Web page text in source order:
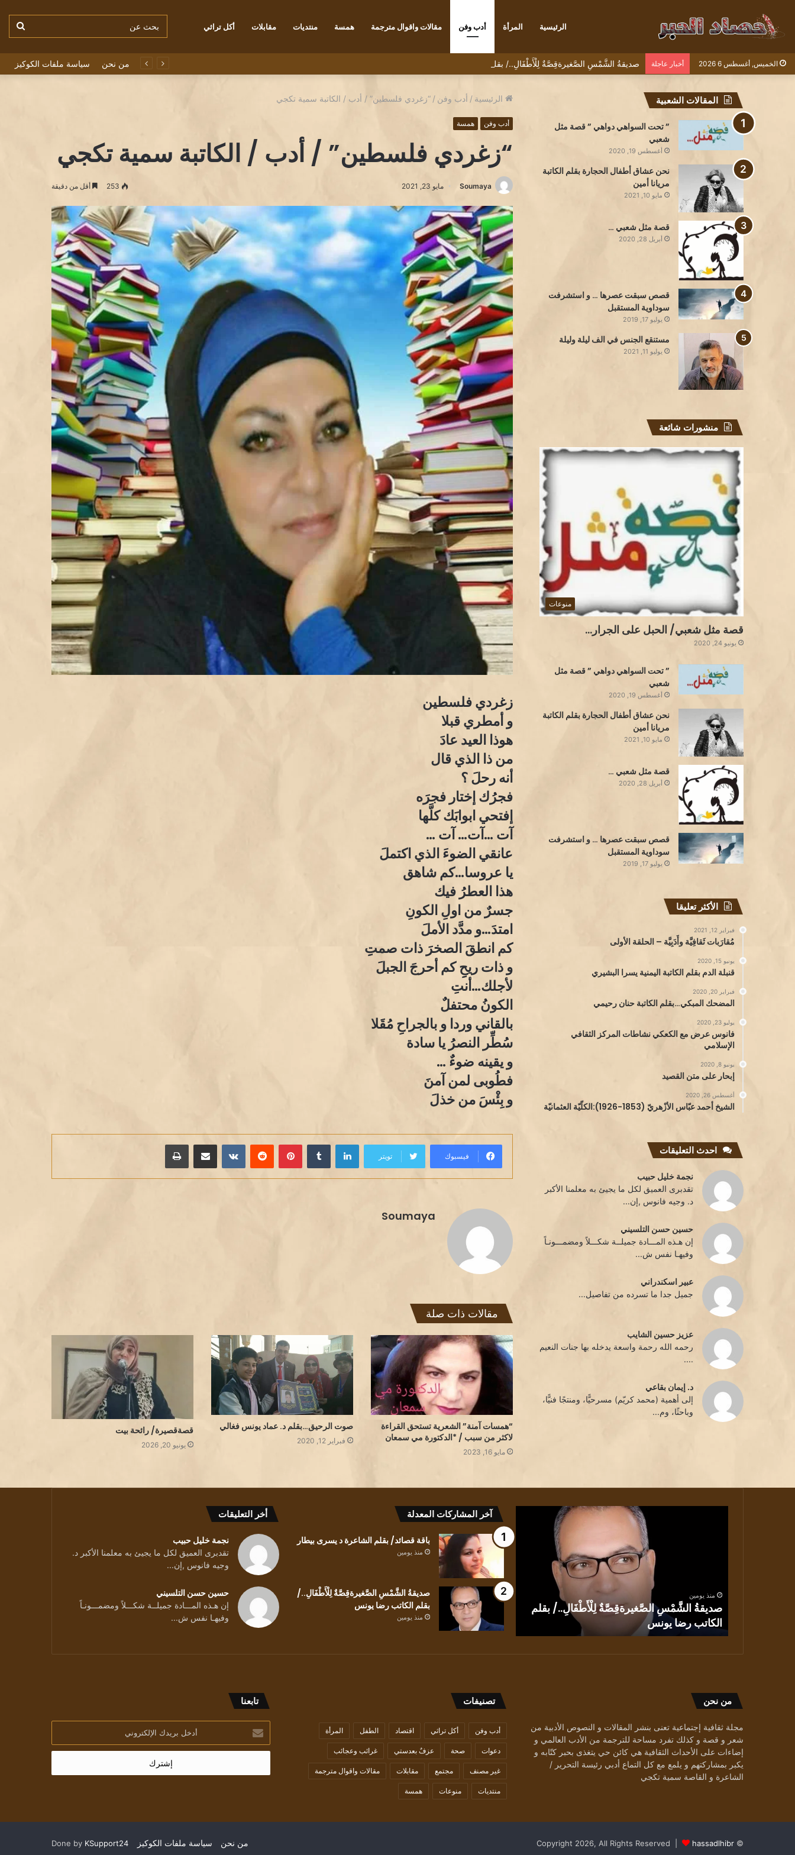
الرئيسية المرأة أدب وفن مقالات واقوال مترجمة همسة منتديات مقابلات أكل تراثي بحث
الخميس, أغسطس 6 2026 أخبار عاجلة صديقةُ الشَّمْسِ الصَّغيرةقِصَّةٌ لِلْأَطْفَالِ../ بقلم الكاتب رضا يونس من نحن سياسة ملفات الكوكيز
الرئيسية / أدب وفن / “زغردي فلسطين” / أدب / الكاتبة سمية تكجي
أدب وفن همسة
“زغردي فلسطين” / أدب / الكاتبة سمية تكجي
Soumaya مايو 23, 2021 253 أقل من دقيقة
زغردي فلسطين
و أمطري قبلا
هوذا العيد عادَ
من ذا الذي قال
أنه رحلَ ؟
فجرُك إختار فجرَه
إفتحي ابوابَك كلَّها
آت …آت… آت …
عانقي الضوءَ الذي اكتملَ
يا عروسا…كم شاهق
هذا العطرُ فيك
جسرٌ من اولِ الكونِ
امتدَ…و مدَّد الأملَ
كم انطقَ الصخرَ ذات صمتِِ
و ذات ريحِِ كم أحرجَ الجبلَ
لأجلك…أنتِ
الكونُ محتفلٌ
بالقاني وردا و بالجراحِ مُقَلا
سُطِّر النصرُ يا سادة
و يقينه ضوءٌ …
فطُوبى لمن آمنَ
و بِئْسَ من خذلَ
فيسبوك تويتر
لينكدإن بينتيريست مشاركة عبر البريد طباعة
Soumaya
مقالات ذات صلة
“همسات آمنة” الشعرية تستحق القراءة
لاكثر من سبب / *الدكتورة مي سمعان
مايو 16, 2023
صوت الرحيق…بقلم د. عماد يونس فغالي
فبراير 12, 2020
قصةقصيرة/ رائحة بيت
يونيو 20, 2026
المقالات الشعبية
” تحت السواهي دواهي ” قصة مثل
شعبي
أغسطس 19, 2020
نحن عشاق أطفال الحجارة بقلم الكاتبة
مريانا أمين
مايو 10, 2021
قصة مثل شعبي …
أبريل 28, 2020
قصص سبقت عصرها … و استشرفت
سوداوية المستقبل
يوليو 17, 2019
مستنقع الجنس في الف ليلة وليلة
يوليو 11, 2021
منشورات شائعة
منوعات
قصة مثل شعبي/ الحبل على الجرار…
يونيو 24, 2020
” تحت السواهي دواهي ” قصة مثل
شعبي
أغسطس 19, 2020
نحن عشاق أطفال الحجارة بقلم الكاتبة
مريانا أمين
مايو 10, 2021
قصة مثل شعبي …
أبريل 28, 2020
قصص سبقت عصرها … و استشرفت
سوداوية المستقبل
يوليو 17, 2019
الأكثر تعليقا
فبراير 12, 2021
مُقارَبات ثَقافِيَّة وأَدَبِيَّة – الحلقة الأولى
يونيو 15, 2020
قنبلة الدم بقلم الكاتبة اليمنية يسرا البشيري
فبراير 20, 2020
المضحك المبكي…بقلم الكاتبة حنان رحيمي
يوليو 23, 2020
فانوس عرض مع الكعكي نشاطات المركز الثقافي
الإسلامي
يونيو 8, 2020
إبحار على متن القصيد
أغسطس 26, 2020
الشيخ أحمد عبّاس الأزْهريّ (1853-1926):الكلّيّة العثمانيّة
احدث التعليقات
نجمة خليل حبيب
تقدبرى العميق لكل ما يجيئ به معلمنا الأكبر
د. وجيه فانوس ,إن...
حسين حسن التلسيني
إن هـذه المـــادة جميلــة شكـــلاً ومضمـــونـاً
وفيهـا نفس ش...
عبير اسكندراني
جميل جدا ما تسرده من تفاصيل...
عزيز حسين الشايب
رحمه الله رحمة واسعة يدخله بها جنات النعيم
....
د. إيمان بقاعي
إلى أهمية (محمد كريّم) مسرحيًّا، ومنتجًا فنيًّا،
وباحثًا، وم...
يونسمنذ يومين
صديقةُ الشَّمْسِ الصَّغيرةقِصَّةٌ لِلْأَطْفَالِ../ بقلم
الكاتب رضا يونس
للعابرِ
أن
يلتفتَ
للظلِ/
الشاعرة
ندىمنذ يومين
كيف للعابرِ أن يلتفتَ للظلِ/ بقلم الشاعرة ندى
الحاج
بقلم
الشاعرة
بيطار
منذ يومين
باقة قصائد/ بقلم الشاعرة د يسرى بيطار
آخر المشاركات المعدلة
باقة قصائد/ بقلم الشاعرة د يسرى بيطار
منذ يومين
صديقةُ الشَّمْسِ الصَّغيرةقِصَّةٌ لِلْأَطْفَالِ../
بقلم الكاتب رضا يونس
منذ يومين
أخر التعليقات
نجمة خليل حبيب
تقدبرى العميق لكل ما يجيئ به معلمنا الأكبر د.
وجيه فانوس ,إن...
حسين حسن التلسيني
إن هـذه المـــادة جميلــة شكـــلاً ومضمـــونـاً
وفيهـا نفس ش...
من نحن
مجلة ثقافية إجتماعية تعنى بنشر المقالات و النصوص الأدبية من
شعر و قصة و كذلك تفرد مساحة للترجمة من الأدب العالمي و
إضاءات على الأحداث الثقافية هي كائن حي يتغذى بحبر كتّابه و
يكبر بمشاركتهم و يلمع مع كل التماع أدبي رئيسة التحرير /
الشاعرة و القاصة سمية تكجي
تصنيفات
أدب وفن أكل تراثي اقتصاد الطفل المرأة
دعوات صحة عزفٌ بعدستي غرائب وعجائب
غير مصنف مجتمع مقابلات مقالات واقوال مترجمة
منتديات منوعات همسة
تابعنا
بريدك
الإلكتروني
© Copyright 2026, All Rights Reserved |
hassadlhibr
Done by KSupport24 من نحن سياسة ملفات الكوكيز